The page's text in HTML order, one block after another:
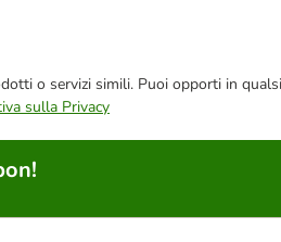
o servizi simili. Puoi opporti in
sulla Privacy